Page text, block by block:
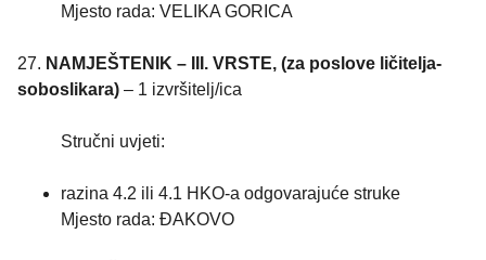
Mjesto rada: VELIKA GORICA
27. NAMJEŠTENIK – III. VRSTE, (za poslove ličitelja-
soboslikara) – 1 izvršitelj/ica
Stručni uvjeti:
razina 4.2 ili 4.1 HKO-a odgovarajuće struke
Mjesto rada: ĐAKOVO